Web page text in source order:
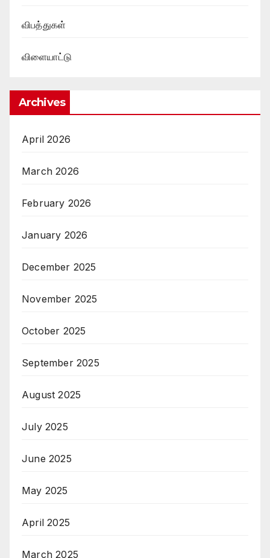
விபத்துகள்
விளையாட்டு
Archives
April 2026
March 2026
February 2026
January 2026
December 2025
November 2025
October 2025
September 2025
August 2025
July 2025
June 2025
May 2025
April 2025
March 2025